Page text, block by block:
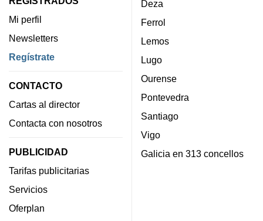
Mi perfil
Newsletters
Regístrate
CONTACTO
Cartas al director
Contacta con nosotros
PUBLICIDAD
Tarifas publicitarias
Servicios
Oferplan
Deza
Ferrol
Lemos
Lugo
Ourense
Pontevedra
Santiago
Vigo
Galicia en 313 concellos